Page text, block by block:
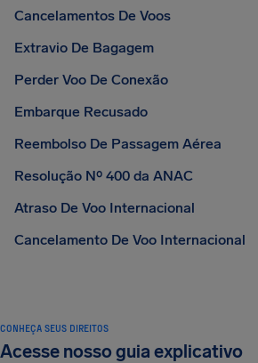
Cancelamentos De Voos
Extravio De Bagagem
Perder Voo De Conexão
Embarque Recusado
Reembolso De Passagem Aérea
Resolução Nº 400 da ANAC
Atraso De Voo Internacional
Cancelamento De Voo Internacional
CONHEÇA SEUS DIREITOS
Acesse nosso guia explicativo